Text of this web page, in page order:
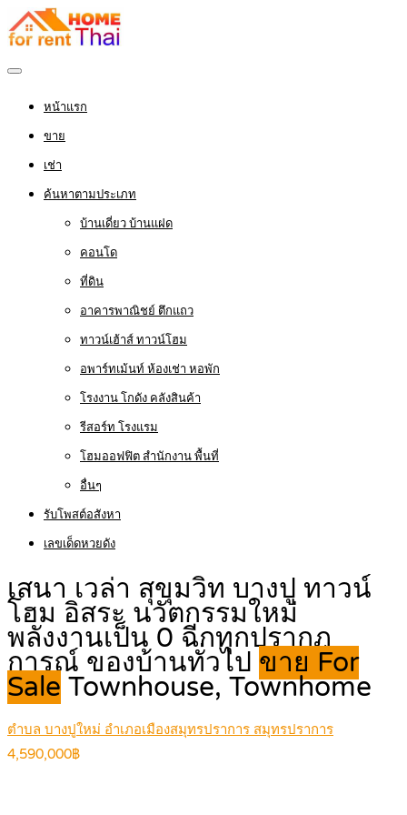
หน้าแรก
ขาย
เช่า
ค้นหาตามประเภท
บ้านเดี่ยว บ้านแฝด
คอนโด
ที่ดิน
อาคารพาณิชย์ ตึกแถว
ทาวน์เฮ้าส์ ทาวน์โฮม
อพาร์ทเม้นท์ ห้องเช่า หอพัก
โรงงาน โกดัง คลังสินค้า
รีสอร์ท โรงแรม
โฮมออฟฟิต สำนักงาน พื้นที่
อื่นๆ
รับโพสต์อสังหา
เลขเด็ดหวยดัง
เสนา เวล่า สุขุมวิท บางปู ทาวน์
โฮม อิสระ นวัตกรรมใหม่
พลังงานเป็น 0 ฉีกทุกปรากฎ
การณ์ ของบ้านทั่วไป ขาย For
Sale Townhouse, Townhome
ตำบล บางปูใหม่ อำเภอเมืองสมุทรปราการ สมุทรปราการ
4,590,000฿